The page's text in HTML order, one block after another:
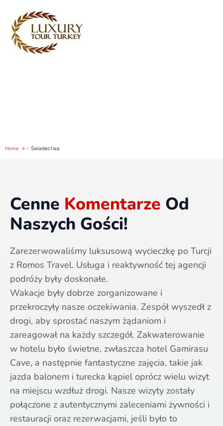
Home → - Świadectwa
Cenne Komentarze Od
Naszych Gości!
Zarezerwowaliśmy luksusową wycieczkę po Turcji
z Romos Travel. Usługa i reaktywność tej agencji
podróży były doskonałe.
Wakacje były dobrze zorganizowane i
przekroczyły nasze oczekiwania. Zespół wyszedł z
drogi, aby sprostać naszym żądaniom i
zareagował na każdy szczegół. Zakwaterowanie
w hotelu było świetne, zwłaszcza hotel Gamirasu
Cave, a następnie fantastyczne zajęcia, takie jak
jazda balonem i turecka kąpiel oprócz wielu wizyt
na miejscu wzdłuż drogi. Nasze wizyty zostały
połączone z autentycznymi zaleceniami żywności i
restauracji oraz rezerwacjami, jeśli było to